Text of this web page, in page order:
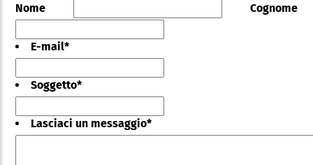
Nome
Cognome
E-mail*
Soggetto*
Lasciaci un messaggio*